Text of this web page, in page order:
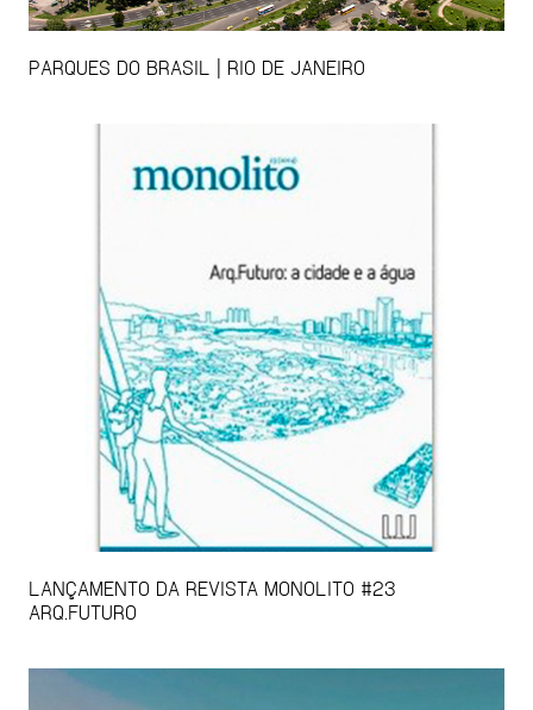
PARQUES DO BRASIL | RIO DE JANEIRO
LANÇAMENTO DA REVISTA MONOLITO #23
ARQ.FUTURO